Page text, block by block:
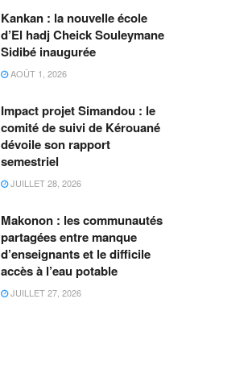
Kankan : la nouvelle école
d’El hadj Cheick Souleymane
Sidibé inaugurée
AOÛT 1, 2026
Impact projet Simandou : le
comité de suivi de Kérouané
dévoile son rapport
semestriel
JUILLET 28, 2026
Makonon : les communautés
partagées entre manque
d’enseignants et le difficile
accès à l’eau potable
JUILLET 27, 2026